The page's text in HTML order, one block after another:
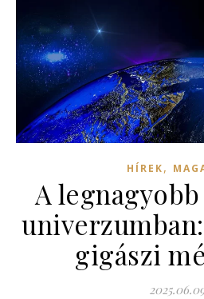
HÍREK,
A
gigászi